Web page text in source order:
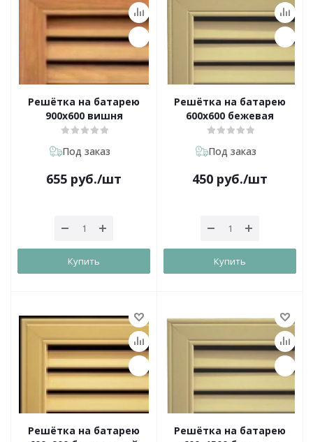
Решётка на батарею
900х600 вишня
Под заказ
655 руб./шт
Купить
Решётка на батарею
600х600 бежевая
Под заказ
450 руб./шт
Купить
Решётка на батарею
Решётка на батарею